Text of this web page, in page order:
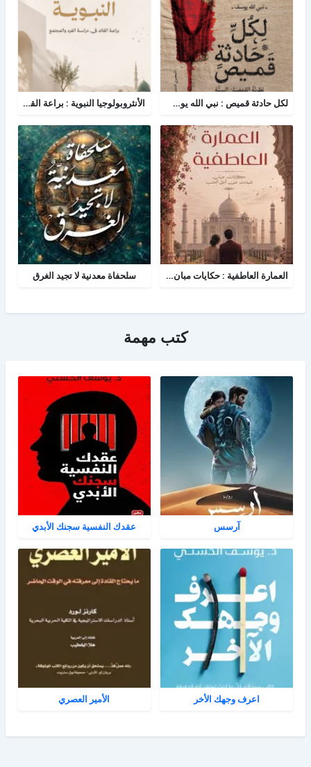
لكل حادثة قميص : نبي الله يوسف - نظرية القمصان الستة في قراءة القصة القرآنية الأنثروبولوجيا النبوية : براعة القائد في دراسة الفرد والمجتمع
العمارة العاطفية : حكايات مبان شيدن من أجل الحب سلحفاة معدنية لا تجيد الغرق
كتب مهمة
آرسس عقدك النفسية سجنك الأبدي
اعرف وجهك الأخر الأمير العصري